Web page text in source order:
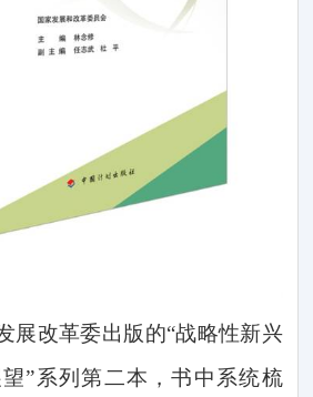
展改革委出版的“战略性新兴
”系列第二本，书中系统梳